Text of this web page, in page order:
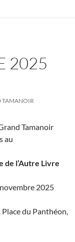
2025
TAMANOIR
Tamanoir
au
de l’Autre Livre
2025
du Panthéon,